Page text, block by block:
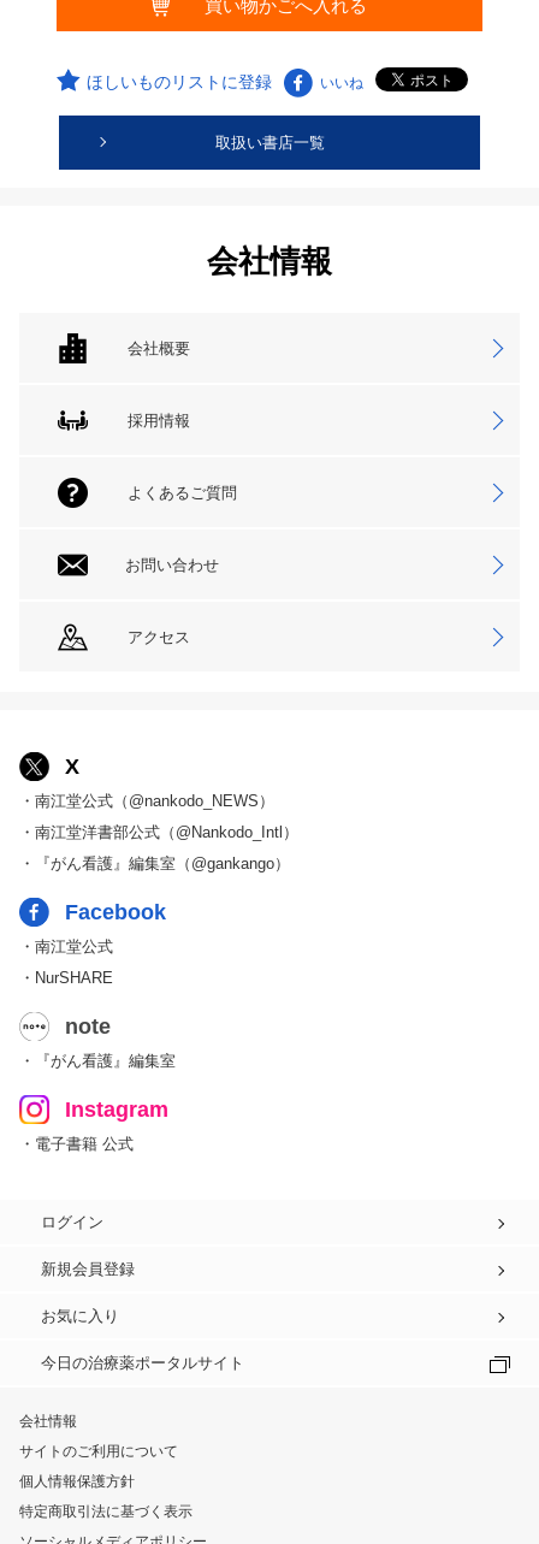
ほしいものリストに登録 いいね
取扱い書店一覧
会社情報
会社概要
採用情報
よくあるご質問
お問い合わせ
アクセス
X
・南江堂公式（@nankodo_NEWS）
・南江堂洋書部公式（@Nankodo_Intl）
・『がん看護』編集室（@gankango）
Facebook
・南江堂公式
・NurSHARE
note
・『がん看護』編集室
Instagram
・電子書籍 公式
ログイン
新規会員登録
お気に入り
今日の治療薬ポータルサイト
会社情報
サイトのご利用について
個人情報保護方針
特定商取引法に基づく表示